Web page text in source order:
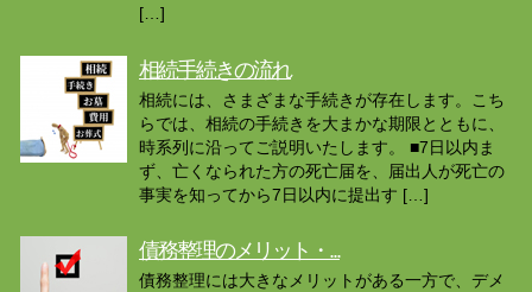
[…]
相続手続きの流れ
相続には、さまざまな手続きが存在します。こち
らでは、相続の手続きを大まかな期限とともに、
時系列に沿ってご説明いたします。 ■7日以内ま
ず、亡くなられた方の死亡届を、届出人が死亡の
事実を知ってから7日以内に提出す […]
債務整理のメリット・...
債務整理には大きなメリットがある一方で、デメ